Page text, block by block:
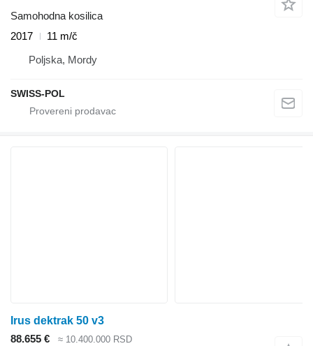
Samohodna kosilica
2017
11 m/č
Poljska, Mordy
SWISS-POL
Irus dektrak 50 v3
88.655 €
≈ 10.400.000 RSD